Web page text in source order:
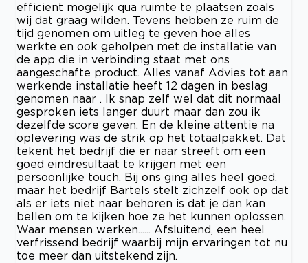
efficient mogelijk qua ruimte te plaatsen zoals
wij dat graag wilden. Tevens hebben ze ruim de
tijd genomen om uitleg te geven hoe alles
werkte en ook geholpen met de installatie van
de app die in verbinding staat met ons
aangeschafte product. Alles vanaf Advies tot aan
werkende installatie heeft 12 dagen in beslag
genomen naar . Ik snap zelf wel dat dit normaal
gesproken iets langer duurt maar dan zou ik
dezelfde score geven. En de kleine attentie na
oplevering was de strik op het totaalpakket. Dat
tekent het bedrijf die er naar streeft om een
goed eindresultaat te krijgen met een
persoonlijke touch. Bij ons ging alles heel goed,
maar het bedrijf Bartels stelt zichzelf ook op dat
als er iets niet naar behoren is dat je dan kan
bellen om te kijken hoe ze het kunnen oplossen.
Waar mensen werken...... Afsluitend, een heel
verfrissend bedrijf waarbij mijn ervaringen tot nu
toe meer dan uitstekend zijn.